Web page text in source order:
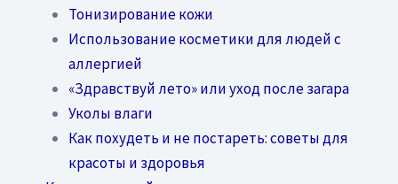
Тонизирование кожи
Использование косметики для людей с
аллергией
«Здравствуй лето» или уход после загара
Уколы влаги
Как похудеть и не постареть: советы для
красоты и здоровья